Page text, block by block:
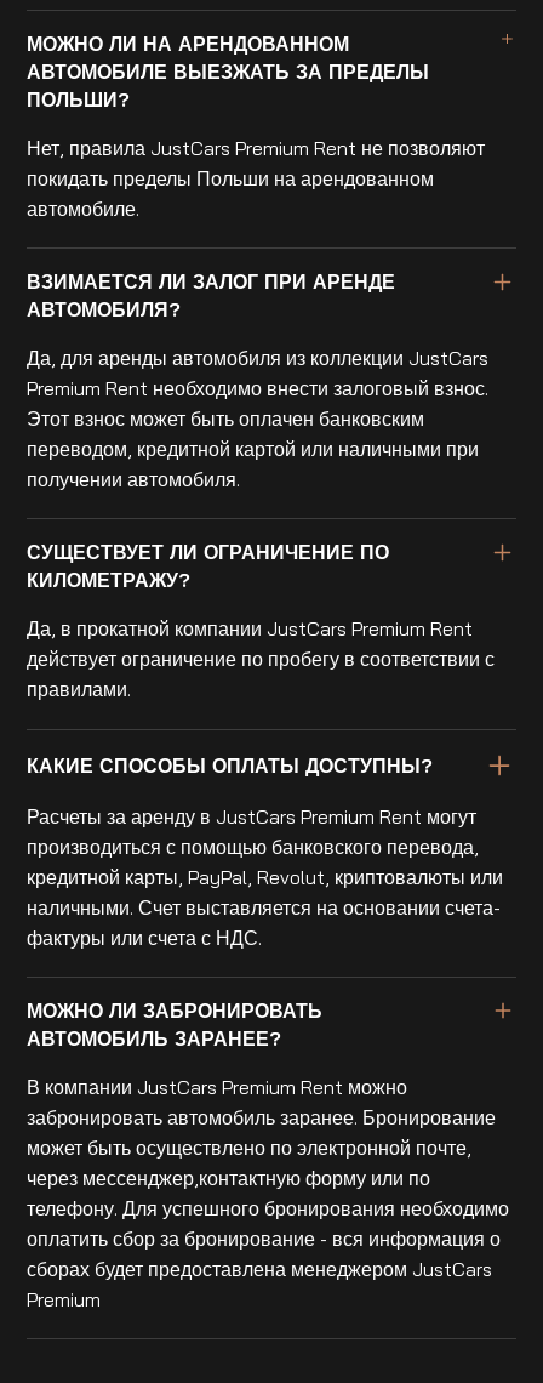
МОЖНО ЛИ НА АРЕНДОВАННОМ
АВТОМОБИЛЕ ВЫЕЗЖАТЬ ЗА ПРЕДЕЛЫ
ПОЛЬШИ?
Нет, правила JustCars Premium Rent не позволяют
покидать пределы Польши на арендованном
автомобиле.
ВЗИМАЕТСЯ ЛИ ЗАЛОГ ПРИ АРЕНДЕ
АВТОМОБИЛЯ?
Да, для аренды автомобиля из коллекции JustCars
Premium Rent необходимо внести залоговый взнос.
Этот взнос может быть оплачен банковским
переводом, кредитной картой или наличными при
получении автомобиля.
СУЩЕСТВУЕТ ЛИ ОГРАНИЧЕНИЕ ПО
КИЛОМЕТРАЖУ?
Да, в прокатной компании JustCars Premium Rent
действует ограничение по пробегу в соответствии с
правилами.
КАКИЕ СПОСОБЫ ОПЛАТЫ ДОСТУПНЫ?
Расчеты за аренду в JustCars Premium Rent могут
производиться с помощью банковского перевода,
кредитной карты, PayPal, Revolut, криптовалюты или
наличными. Счет выставляется на основании счета-
фактуры или счета с НДС.
МОЖНО ЛИ ЗАБРОНИРОВАТЬ
АВТОМОБИЛЬ ЗАРАНЕЕ?
В компании JustCars Premium Rent можно
забронировать автомобиль заранее. Бронирование
может быть осуществлено по электронной почте,
через мессенджер,контактную форму или по
телефону. Для успешного бронирования необходимо
оплатить сбор за бронирование - вся информация о
сборах будет предоставлена менеджером JustCars
Premium